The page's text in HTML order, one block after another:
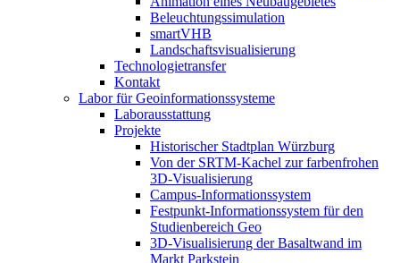
Beleuchtungssimulation
smartVHB
Landschaftsvisualisierung
Technologietransfer
Kontakt
Labor für Geoinformationssysteme
Laborausstattung
Projekte
Historischer Stadtplan Würzburg
Von der SRTM-Kachel zur farbenfrohen
3D-Visualisierung
Campus-Informationssystem
Festpunkt-Informationssystem für den
Studienbereich Geo
3D-Visualisierung der Basaltwand im
Markt Parkstein